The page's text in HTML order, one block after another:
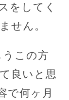
をしてく
せん。
この方
良いと思
で何ヶ月